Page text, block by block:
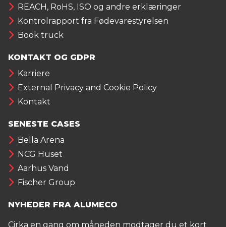
REACH, RoHS, ISO og andre erklæringer
Kontrolrapport fra Fødevarestyrelsen
Book truck
KONTAKT OG GDPR
Karriere
External Privacy and Cookie Policy
Kontakt
SENESTE CASES
Bella Arena
NCG Huset
Aarhus Vand
Fischer Group
NYHEDER FRA ALUMECO
Cirka en gang om måneden modtager du et kort